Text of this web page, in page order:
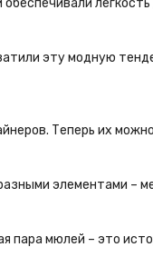
эту модную
Теперь их
элементами –
пара мюлей – это